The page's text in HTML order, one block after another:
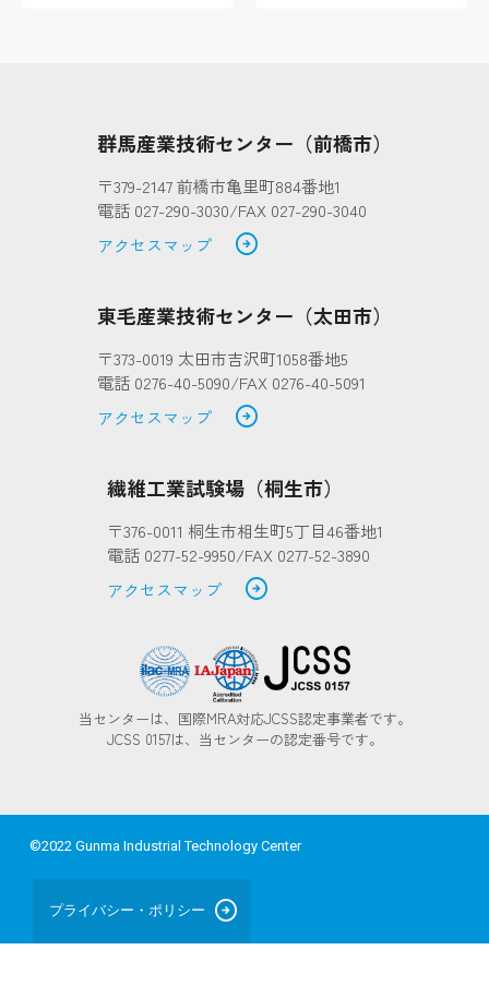
群馬産業技術センター（前橋市）
〒379-2147 前橋市亀里町884番地1
電話 027-290-3030/FAX 027-290-3040
アクセスマップ
arrow_circle_right
東毛産業技術センター（太田市）
〒373-0019 太田市吉沢町1058番地5
電話 0276-40-5090/FAX 0276-40-5091
アクセスマップ
arrow_circle_right
繊維工業試験場（桐生市）
〒376-0011 桐生市相生町5丁目46番地1
電話 0277-52-9950/FAX 0277-52-3890
アクセスマップ
arrow_circle_right
当センターは、国際MRA対応JCSS認定事業者です。
JCSS 0157は、当センターの認定番号です。
©2022 Gunma Industrial Technology Center
プライバシー・ポリシー arrow_circle_right